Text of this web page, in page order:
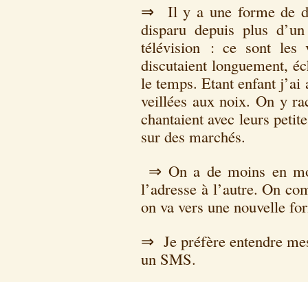
⇒ Il y a une forme de
disparu depuis plus
télévision : ce sont les
discutaient longuement,
le temps. Etant enfant j’ai
veillées aux noix. On y
chantaient avec leurs
sur des marchés.
⇒ On a de moins en
l’adresse à l’autre. On
on va vers une nouvelle
⇒ Je préfère entendre
un SMS.